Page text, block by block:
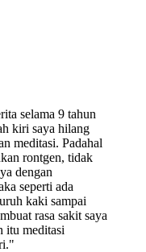
selama 9 tahun
kiri saya hilang
meditasi. Padahal
rontgen, tidak
dengan
seperti ada
kaki sampai
rasa sakit saya
itu meditasi